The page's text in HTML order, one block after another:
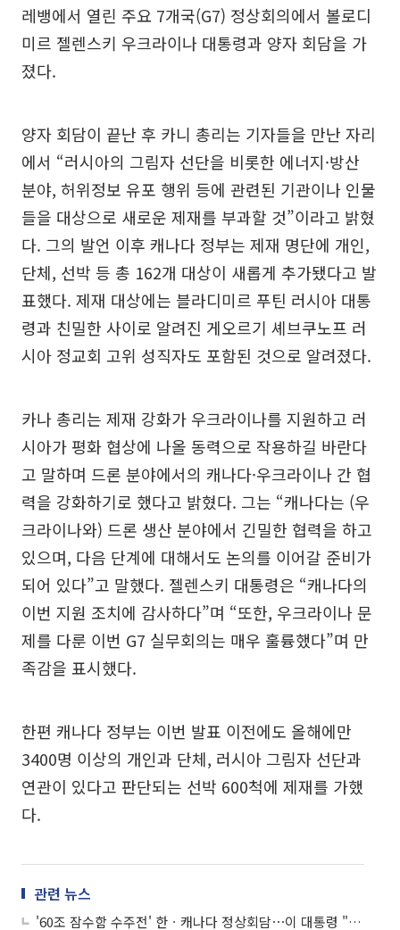
레뱅에서 열린 주요 7개국(G7) 정상회의에서 볼로디
미르 젤렌스키 우크라이나 대통령과 양자 회담을 가
졌다.
양자 회담이 끝난 후 카니 총리는 기자들을 만난 자리
에서 “러시아의 그림자 선단을 비롯한 에너지·방산
분야, 허위정보 유포 행위 등에 관련된 기관이나 인물
들을 대상으로 새로운 제재를 부과할 것”이라고 밝혔
다. 그의 발언 이후 캐나다 정부는 제재 명단에 개인,
단체, 선박 등 총 162개 대상이 새롭게 추가됐다고 발
표했다. 제재 대상에는 블라디미르 푸틴 러시아 대통
령과 친밀한 사이로 알려진 게오르기 셰브쿠노프 러
시아 정교회 고위 성직자도 포함된 것으로 알려졌다.
카나 총리는 제재 강화가 우크라이나를 지원하고 러
시아가 평화 협상에 나올 동력으로 작용하길 바란다
고 말하며 드론 분야에서의 캐나다·우크라이나 간 협
력을 강화하기로 했다고 밝혔다. 그는 “캐나다는 (우
크라이나와) 드론 생산 분야에서 긴밀한 협력을 하고
있으며, 다음 단계에 대해서도 논의를 이어갈 준비가
되어 있다”고 말했다. 젤렌스키 대통령은 “캐나다의
이번 지원 조치에 감사하다”며 “또한, 우크라이나 문
제를 다룬 이번 G7 실무회의는 매우 훌륭했다”며 만
족감을 표시했다.
한편 캐나다 정부는 이번 발표 이전에도 올해에만
3400명 이상의 개인과 단체, 러시아 그림자 선단과
연관이 있다고 판단되는 선박 600척에 제재를 가했
다.
관련 뉴스
'60조 잠수함 수주전' 한ㆍ캐나다 정상회담⋯이 대통령 "韓, 방산 강국"